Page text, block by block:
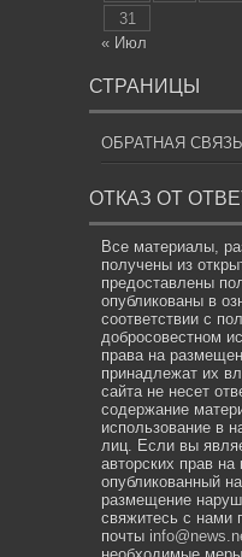
31
« Июл
СТРАНИЦЫ
ОБРАТНАЯ СВЯЗЬ
ОТКАЗ ОТ
Все материалы,
получены из
предоставлены
опубликованы в
соответствии с
добросовестном
права на
принадлежат их
сайта не несет
содержание
использование в
лиц. Если вы
авторских прав на
опубликованный
размещение
свяжитесь с нами
почты